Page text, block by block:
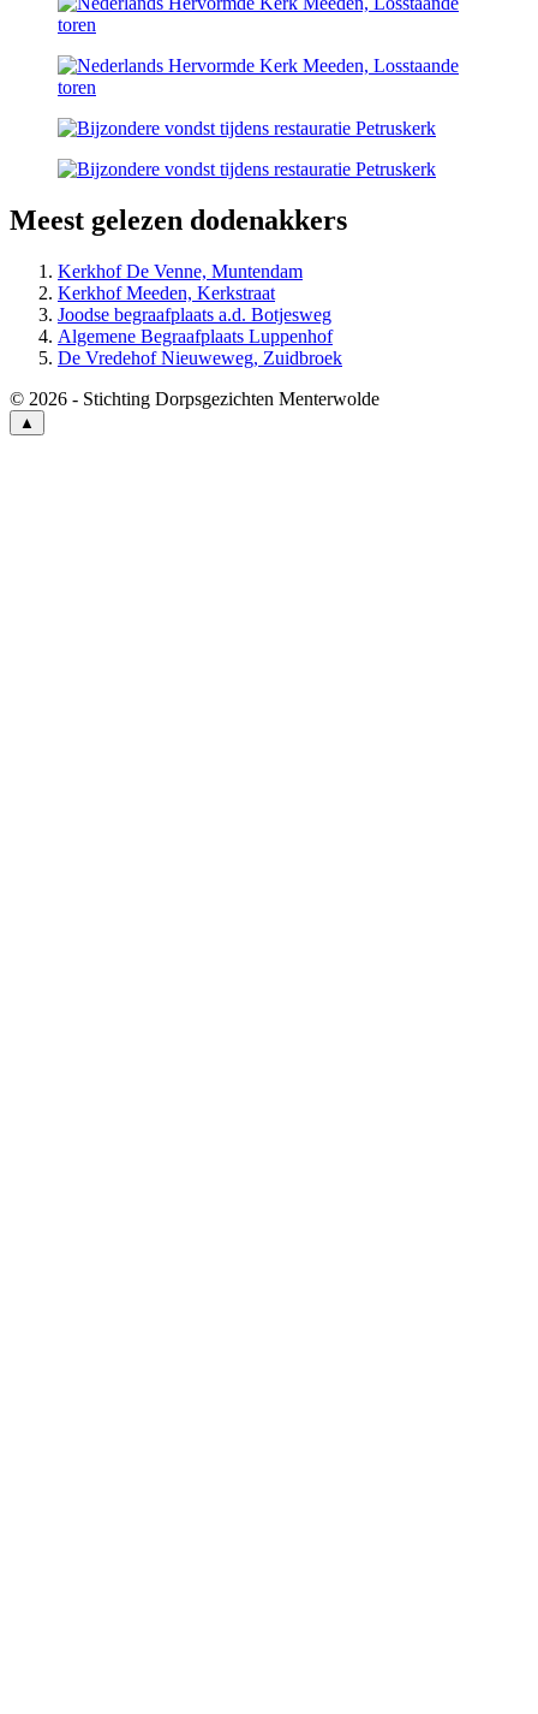
Meest gelezen dodenakkers
Kerkhof De Venne, Muntendam
Kerkhof Meeden, Kerkstraat
Joodse begraafplaats a.d. Botjesweg
Algemene Begraafplaats Luppenhof
De Vredehof Nieuweweg, Zuidbroek
© 2026 - Stichting Dorpsgezichten Menterwolde
▲